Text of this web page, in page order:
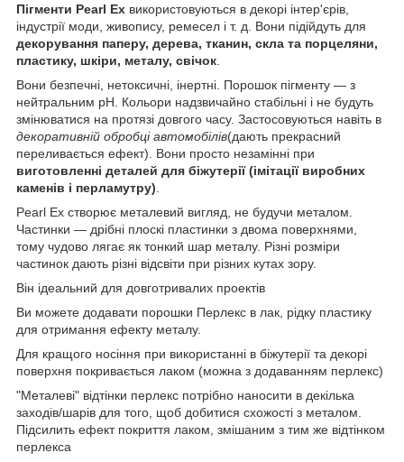
Пігменти Pearl Ex використовуються в декорі інтер'єрів,
індустрії моди, живопису, ремесел і т. д. Вони підійдуть для
декорування паперу, дерева, тканин, скла та порцеляни,
пластику, шкіри, металу, свічок
Вони безпечні, нетоксичні, інертні. Порошок пігменту ― з
нейтральним рН. Кольори надзвичайно стабільні і не будуть
змінюватися на протязі довгого часу. Застосовуються навіть в
декоративній обробці автомобілів(дають прекрасний
переливається ефект). Вони просто незамінні при
виготовленні деталей для біжутерії (імітації виробних
каменів і перламутру)
Pearl Ex створює металевий вигляд, не будучи металом.
Частинки ― дрібні плоскі пластинки з двома поверхнями,
тому чудово лягає як тонкий шар металу. Різні розміри
частинок дають різні відсвіти при різних кутах зору.
Він ідеальний для довготривалих проектів
Ви можете додавати порошки Перлекс в лак, рідку пластику
для отримання ефекту металу.
Для кращого носіння при використанні в біжутерії та декорі
поверхня покривається лаком (можна з додаванням перлекс)
"Металеві" відтінки перлекс потрібно наносити в декілька
заходів/шарів для того, щоб добитися схожості з металом.
Підсилить ефект покриття лаком, змішаним з тим же відтінком
перлекса